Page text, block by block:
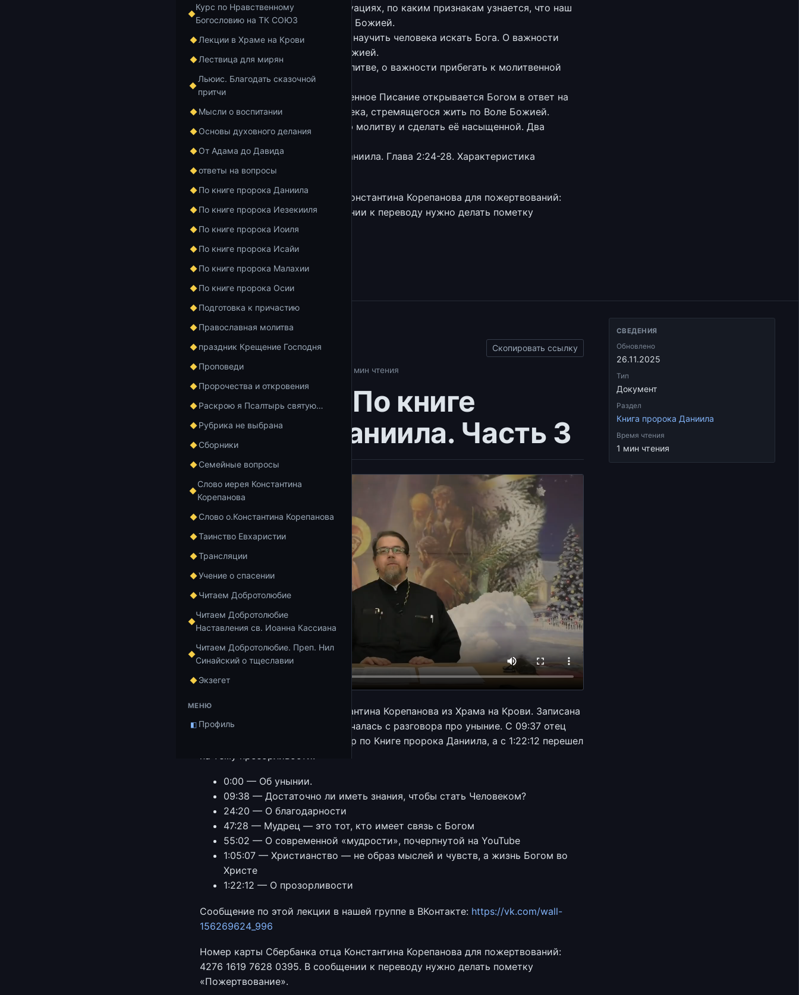
Курс по Нравственному
Богословию на ТК СОЮЗ
Лекции в Храме на Крови
Лествица для мирян
Льюис. Благодать сказочной
притчи
Мысли о воспитании
Основы духовного делания
От Адама до Давида
ответы на вопросы
По книге пророка Даниила
По книге пророка Иезекииля
По книге пророка Иоиля
По книге пророка Исайи
По книге пророка Малахии
По книге пророка Осии
Подготовка к причастию
Православная молитва
праздник Крещение Господня
Проповеди
Пророчества и откровения
Раскрою я Псалтырь святую…
Рубрика не выбрана
Сборники
Семейные вопросы
Слово иерея Константина
Корепанова
Слово о.Константина Корепанова
Таинство Евхаристии
Трансляции
Учение о спасении
Читаем Добротолюбие
Читаем Добротолюбие
Наставления св. Иоанна Кассиана
Читаем Добротолюбие. Преп. Нил
Синайский о тщеславии
Экзегет
МЕНЮ
◧ Профиль
запутаться в сложных ситуациях, по каким признакам узнается, что наш
выбор соответствует Воле Божией.
57:59 — О роли духовника научить человека искать Бога. О важности
решиться жить по Воле Божией.
1:11:14 — О совместной молитве, о важности прибегать к молитвенной
помощи братий и сестер.
1:13:59 — О том, что Священное Писание открывается Богом в ответ на
искреннюю просьбу человека, стремящегося жить по Воле Божией.
1:24:11 — Как собрать свою молитву и сделать её насыщенной. Два
1:43:11 — Книга пророка Даниила. Глава 2:24-28. Характеристика
последнего времени мира.
Номер карты Сбербанка отца Константина Корепанова для пожертвований:
4276 1619 7628 0395. В сообщении к переводу нужно делать пометку
«Пожертвование».
Добавить в избранное
Главная Архивы
Скопировать ссылку
Книга пророка Даниила 1 мин чтения
Лекция 17. По книге
пророка Даниила. Часть 3
Очередная лекция иерея Константина Корепанова из Храма на Крови. Записана
25 января 2021 года. Лекция началась с разговора про уныние. С 09:37 отец
Константин продолжил разговор по Книге пророка Даниила, а с 1:22:12 перешел
0:00 — Об унынии.
09:38 — Достаточно ли иметь знания, чтобы стать Человеком?
24:20 — О благодарности
47:28 — Мудрец — это тот, кто имеет связь с Богом
55:02 — О современной «мудрости», почерпнутой на YouTube
1:05:07 — Христианство — не образ мыслей и чувств, а жизнь Богом во
Христе
1:22:12 — О прозорливости
Сообщение по этой лекции в нашей группе в ВКонтакте: https://vk.com/wall-
156269624_996
Номер карты Сбербанка отца Константина Корепанова для пожертвований:
4276 1619 7628 0395. В сообщении к переводу нужно делать пометку
«Пожертвование».
СВЕДЕНИЯ
Обновлено
26.11.2025
Тип
Документ
Раздел
Книга пророка Даниила
Время чтения
1 мин чтения